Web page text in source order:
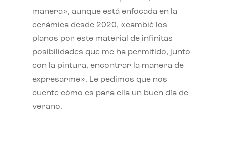
manera», aunque está enfocada en la
cerámica desde 2020, «cambié los
planos por este material de infinitas
posibilidades que me ha permitido, junto
con la pintura, encontrar la manera de
expresarme». Le pedimos que nos
cuente cómo es para ella un buen día de
verano.